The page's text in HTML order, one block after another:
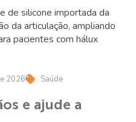
de silicone importada da
da articulação, ampliando
pacientes com hálux
2026 Saúde
e ajude a